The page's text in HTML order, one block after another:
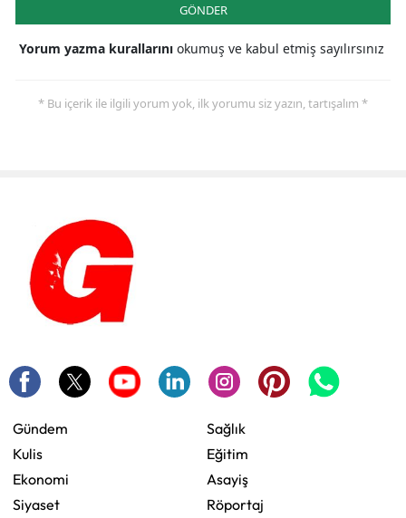
GÖNDER
Yorum yazma kurallarını okumuş ve kabul etmiş sayılırsınız
* Bu içerik ile ilgili yorum yok, ilk yorumu siz yazın, tartışalım *
Gündem
Kulis
Ekonomi
Siyaset
Sağlık
Eğitim
Asayiş
Röportaj